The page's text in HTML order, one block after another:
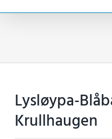
Lysløypa-
Krullhaugen